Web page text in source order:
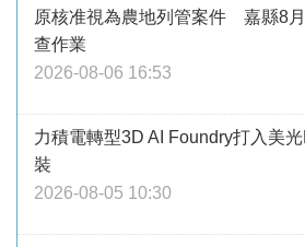
原核准視為農地列管案件 嘉縣8
查作業
2026-08-06 16:53
力積電轉型3D AI Foundry打入美
裝
2026-08-05 10:30